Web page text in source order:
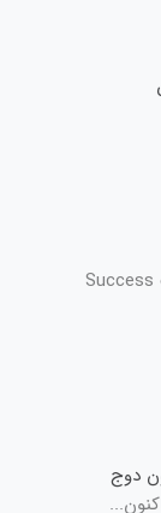
اخیرا کاربران زیادی درباره درستی کارکرد شرکت Success
دوج